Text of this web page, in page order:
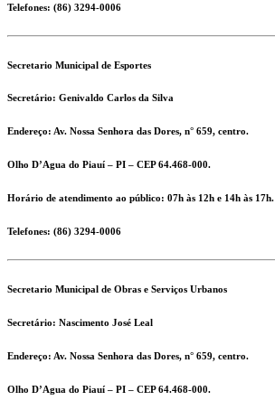
Telefones: (86) 3294-0006
Secretario Municipal de Esportes
Secretário: Genivaldo Carlos da Silva
Endereço: Av. Nossa Senhora das Dores, n° 659, centro.
Olho D’Agua do Piauí – PI – CEP 64.468-000.
Horário de atendimento ao público: 07h às 12h e 14h às 17h.
Telefones: (86) 3294-0006
Secretario Municipal de Obras e Serviços Urbanos
Secretário: Nascimento José Leal
Endereço: Av. Nossa Senhora das Dores, n° 659, centro.
Olho D’Agua do Piauí – PI – CEP 64.468-000.